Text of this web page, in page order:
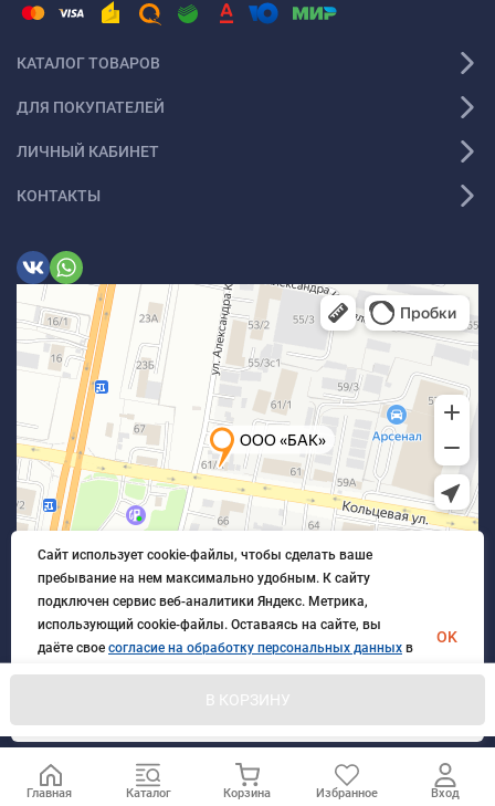
В КОРЗИНУ
КАТАЛОГ ТОВАРОВ
ДЛЯ ПОКУПАТЕЛЕЙ
ЛИЧНЫЙ КАБИНЕТ
КОНТАКТЫ
© 2026 БлагАвтоКомплект. Все права защищены
Главная Каталог Корзина Избранное Вход
Сайт использует cookie-файлы, чтобы сделать ваше
пребывание на нем максимально удобным. К cайту
подключен сервис веб-аналитики Яндекс. Метрика,
использующий cookie-файлы. Оставаясь на сайте, вы
даёте свое согласие на обработку персональных данных в
порядке, указанном вПолитике обработки персональных
OK